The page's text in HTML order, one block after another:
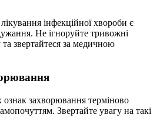
інфекційної хвороби є
Не ігноруйте тривожні
звертайтеся за медичною
захворювання терміново
Звертайте увагу на такі